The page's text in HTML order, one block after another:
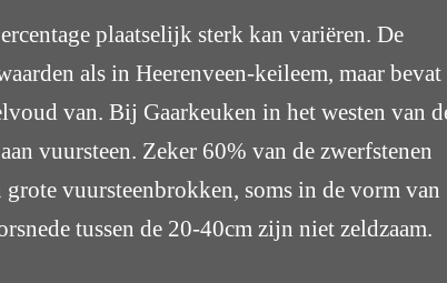
plaatselijk sterk kan variëren. De
als in Heerenveen-keileem, maar bevat
van. Bij Gaarkeuken in het westen van
vuursteen. Zeker 60% van de zwerfstenen
vuursteenbrokken, soms in de vorm van
tussen de 20-40cm zijn niet zeldzaam.